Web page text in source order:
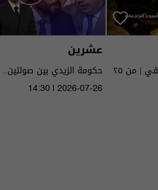
اسرار الفلك مع جاكلين عقيقي | من ٢٥
عشرين
حكومة الزيدي بين
14:30 | 2026-07-26